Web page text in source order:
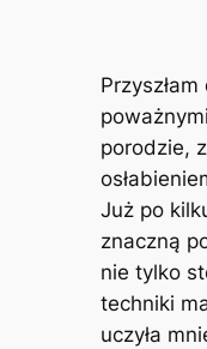
porodzie,
Już po
znaczną
nie tylko
techniki
uczyła